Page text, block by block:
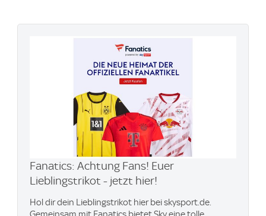
Fanatics: Achtung Fans! Euer
Lieblingstrikot - jetzt hier!
Hol dir dein Lieblingstrikot hier bei skysport.de.